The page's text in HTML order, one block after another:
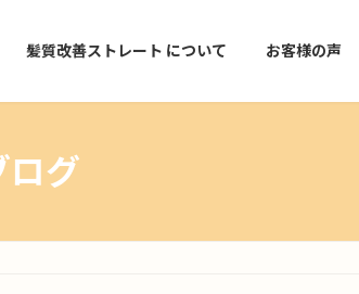
髪質改善ストレート について お客様の声
ログ